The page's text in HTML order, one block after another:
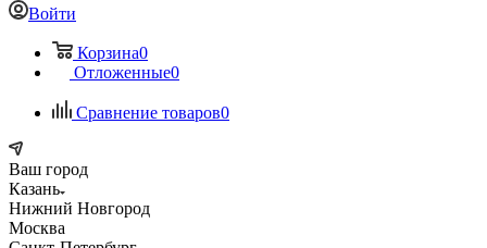
Войти
Корзина0
Отложенные0
Сравнение товаров0
Ваш город
Казань
Нижний Новгород
Москва